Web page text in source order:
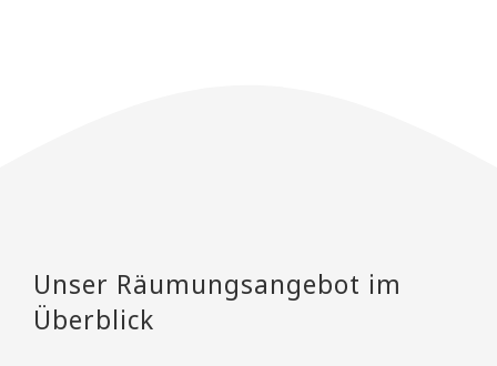
Unser Räumungsangebot im
Überblick